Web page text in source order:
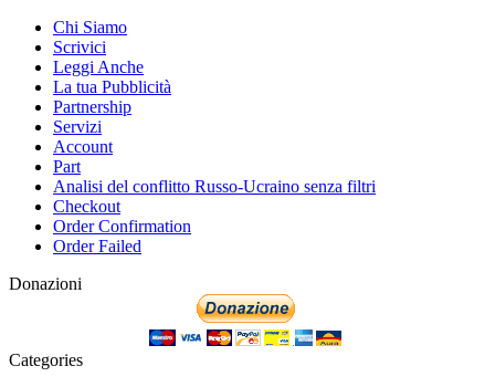
Chi Siamo
Scrivici
Leggi Anche
La tua Pubblicità
Partnership
Servizi
Account
Part
Analisi del conflitto Russo-Ucraino senza filtri
Checkout
Order Confirmation
Order Failed
Donazioni
Categories